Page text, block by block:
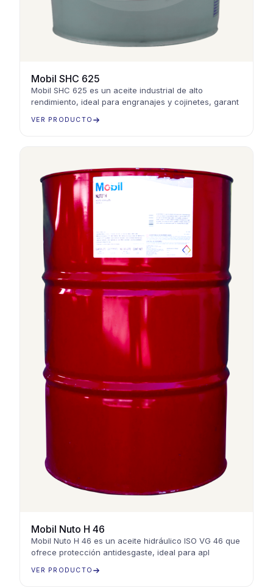
Mobil SHC 625
Mobil SHC 625 es un aceite industrial de alto
rendimiento, ideal para engranajes y cojinetes, garant
VER PRODUCTO
Mobil Nuto H 46
Mobil Nuto H 46 es un aceite hidráulico ISO VG 46 que
ofrece protección antidesgaste, ideal para apl
VER PRODUCTO